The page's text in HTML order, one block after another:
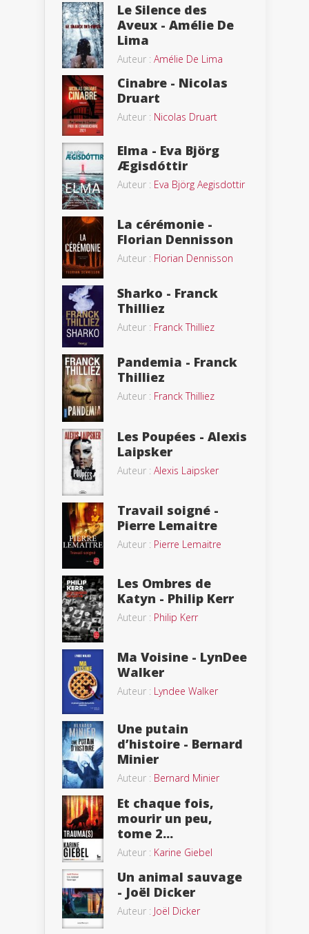
Le Silence des
Aveux - Amélie De
Lima
Auteur : Amélie De Lima
Cinabre - Nicolas
Druart
Auteur : Nicolas Druart
Elma - Eva Björg
Ægisdóttir
Auteur : Eva Björg Aegisdottir
La cérémonie -
Florian Dennisson
Auteur : Florian Dennisson
Sharko - Franck
Thilliez
Auteur : Franck Thilliez
Pandemia - Franck
Thilliez
Auteur : Franck Thilliez
Les Poupées - Alexis
Laipsker
Auteur : Alexis Laipsker
Travail soigné -
Pierre Lemaitre
Auteur : Pierre Lemaitre
Les Ombres de
Katyn - Philip Kerr
Auteur : Philip Kerr
Ma Voisine - LynDee
Walker
Auteur : Lyndee Walker
Une putain
d’histoire - Bernard
Minier
Auteur : Bernard Minier
Et chaque fois,
mourir un peu,
tome 2...
Auteur : Karine Giebel
Un animal sauvage
- Joël Dicker
Auteur : Joël Dicker